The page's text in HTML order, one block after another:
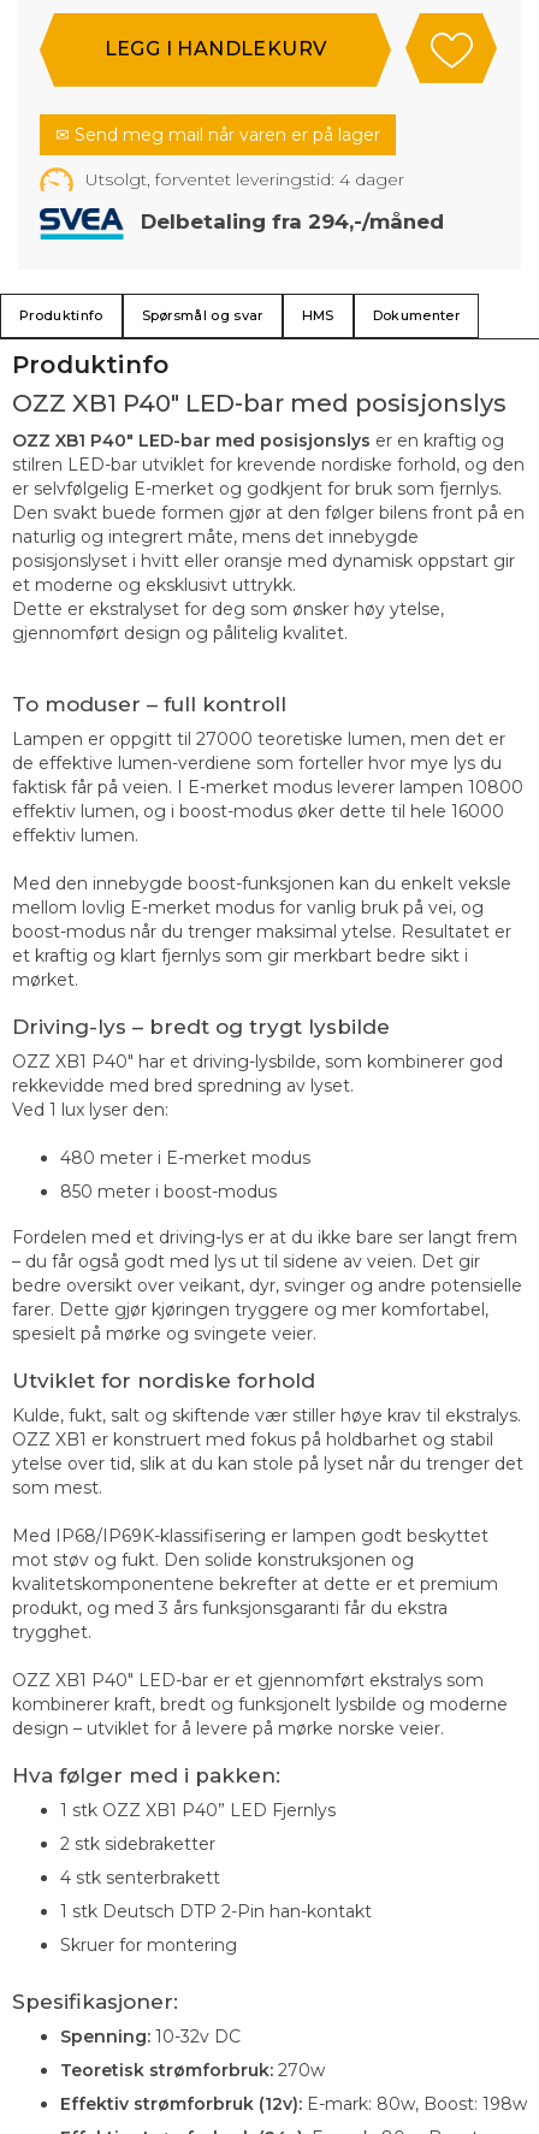
✉ Send meg mail når varen er på lager
Utsolgt, forventet leveringstid:4 dager
Delbetaling fra 294,-/måned
Produktinfo Spørsmål og svar HMS Dokumenter
Produktinfo
OZZ XB1 P40" LED-bar med posisjonslys
OZZ XB1 P40" LED-bar med posisjonslys er en kraftig og
stilren LED-bar utviklet for krevende nordiske forhold, og den
er selvfølgelig E-merket og godkjent for bruk som fjernlys.
Den svakt buede formen gjør at den følger bilens front på en
naturlig og integrert måte, mens det innebygde
posisjonslyset i hvitt eller oransje med dynamisk oppstart gir
et moderne og eksklusivt uttrykk.
Dette er ekstralyset for deg som ønsker høy ytelse,
gjennomført design og pålitelig kvalitet.
To moduser – full kontroll
Lampen er oppgitt til 27000 teoretiske lumen, men det er
de effektive lumen-verdiene som forteller hvor mye lys du
faktisk får på veien. I E-merket modus leverer lampen 10800
effektiv lumen, og i boost-modus øker dette til hele 16000
effektiv lumen.
Med den innebygde boost-funksjonen kan du enkelt veksle
mellom lovlig E-merket modus for vanlig bruk på vei, og
boost-modus når du trenger maksimal ytelse. Resultatet er
et kraftig og klart fjernlys som gir merkbart bedre sikt i
mørket.
Driving-lys – bredt og trygt lysbilde
OZZ XB1 P40" har et driving-lysbilde, som kombinerer god
rekkevidde med bred spredning av lyset.
Ved 1 lux lyser den:
480 meter i E-merket modus
850 meter i boost-modus
Fordelen med et driving-lys er at du ikke bare ser langt frem
– du får også godt med lys ut til sidene av veien. Det gir
bedre oversikt over veikant, dyr, svinger og andre potensielle
farer. Dette gjør kjøringen tryggere og mer komfortabel,
spesielt på mørke og svingete veier.
Utviklet for nordiske forhold
Kulde, fukt, salt og skiftende vær stiller høye krav til ekstralys.
OZZ XB1 er konstruert med fokus på holdbarhet og stabil
ytelse over tid, slik at du kan stole på lyset når du trenger det
som mest.
Med IP68/IP69K-klassifisering er lampen godt beskyttet
mot støv og fukt. Den solide konstruksjonen og
kvalitetskomponentene bekrefter at dette er et premium
produkt, og med 3 års funksjonsgaranti får du ekstra
trygghet.
OZZ XB1 P40" LED-bar er et gjennomført ekstralys som
kombinerer kraft, bredt og funksjonelt lysbilde og moderne
design – utviklet for å levere på mørke norske veier.
Hva følger med i pakken:
1 stk OZZ XB1 P40” LED Fjernlys
2 stk sidebraketter
4 stk senterbrakett
1 stk Deutsch DTP 2-Pin han-kontakt
Skruer for montering
Spesifikasjoner:
Spenning: 10-32v DC
Teoretisk strømforbruk: 270w
Effektiv strømforbruk (12v): E-mark: 80w, Boost: 198w